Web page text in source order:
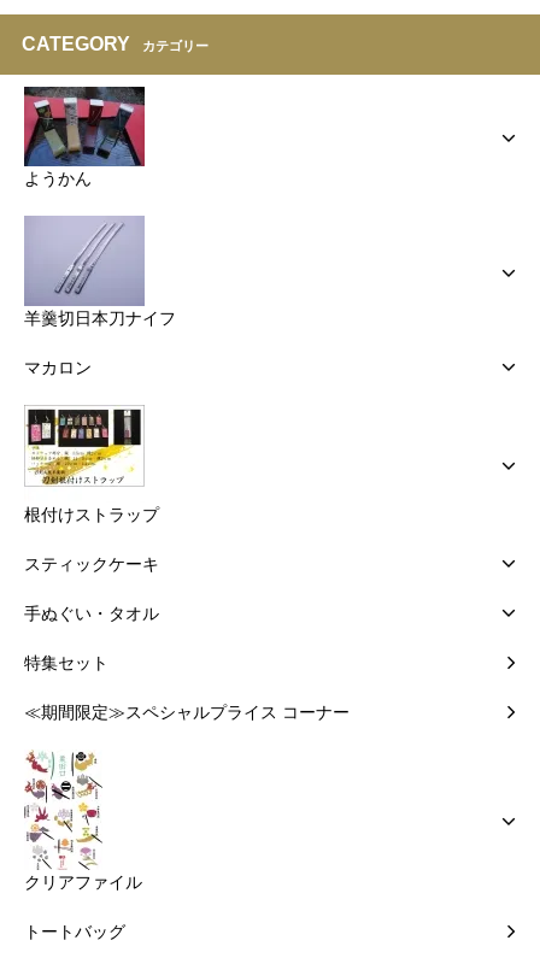
CATEGORY カテゴリー
ようかん
羊羹切日本刀ナイフ
マカロン
根付けストラップ
スティックケーキ
手ぬぐい・タオル
特集セット
≪期間限定≫スペシャルプライス コーナー
クリアファイル
トートバッグ